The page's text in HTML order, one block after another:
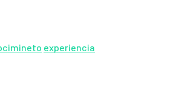
experiencia